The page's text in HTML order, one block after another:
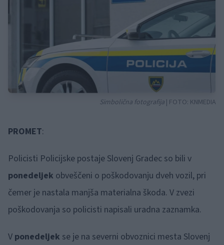
Simbolična fotografija | FOTO: KNMEDIA
PROMET:
Policisti Policijske postaje Slovenj Gradec so bili v
ponedeljek obveščeni o poškodovanju dveh vozil, pri
čemer je nastala manjša materialna škoda. V zvezi
poškodovanja so policisti napisali uradna zaznamka.
V ponedeljek se je na severni obvoznici mesta Slovenj